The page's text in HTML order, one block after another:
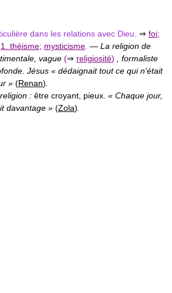
dans les relations avec Dieu. ⇒ foi;
1. théisme; mysticisme — La religion de
vague (⇒ religiosité) , formaliste
Jésus « dédaignait tout ce qui n'était
» (Renan)
: être croyant, pieux. « Chaque jour,
davantage » (Zola)